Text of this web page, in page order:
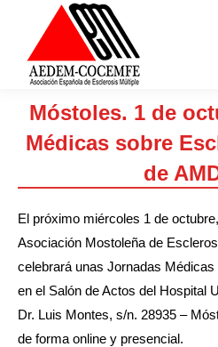
Móstoles. 1 de
Médicas sobre
de
El próximo miércoles 1 de
Asociación Mostoleña de
celebrará unas Jornadas
en el Salón de Actos del Hospital
Dr. Luis Montes, s/n. 28935 –
de forma online y presencial.